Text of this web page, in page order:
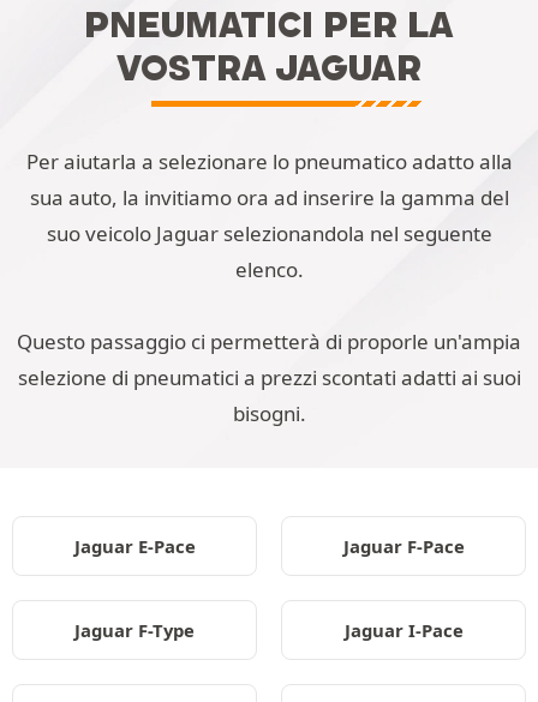
PNEUMATICI PER LA
VOSTRA JAGUAR
Per aiutarla a selezionare lo pneumatico adatto alla
sua auto, la invitiamo ora ad inserire la gamma del
suo veicolo Jaguar selezionandola nel seguente
elenco.
Questo passaggio ci permetterà di proporle un'ampia
selezione di pneumatici a prezzi scontati adatti ai suoi
bisogni.
Jaguar E-Pace Jaguar F-Pace
Jaguar F-Type Jaguar I-Pace